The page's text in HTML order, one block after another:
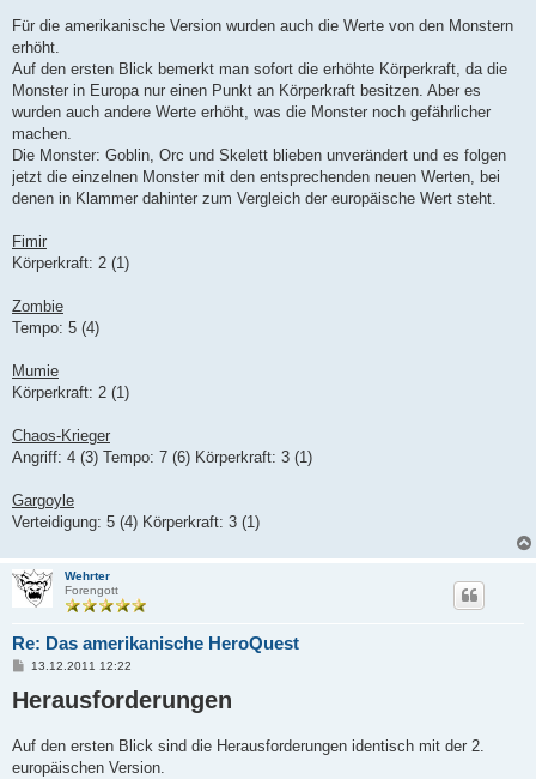
g
Für die amerikanische Version wurden auch die Werte von den Monstern
erhöht.
Auf den ersten Blick bemerkt man sofort die erhöhte Körperkraft, da die
Monster in Europa nur einen Punkt an Körperkraft besitzen. Aber es
wurden auch andere Werte erhöht, was die Monster noch gefährlicher
machen.
Die Monster: Goblin, Orc und Skelett blieben unverändert und es folgen
jetzt die einzelnen Monster mit den entsprechenden neuen Werten, bei
denen in Klammer dahinter zum Vergleich der europäische Wert steht.
Fimir
Körperkraft: 2 (1)
Zombie
Tempo: 5 (4)
Mumie
Körperkraft: 2 (1)
Chaos-Krieger
Angriff: 4 (3) Tempo: 7 (6) Körperkraft: 3 (1)
Gargoyle
Verteidigung: 5 (4) Körperkraft: 3 (1)
Wehrter
Forengott
Re: Das amerikanische HeroQuest
B
i
t
g
13.12.2011 12:22
Herausforderungen
Auf den ersten Blick sind die Herausforderungen identisch mit der 2.
europäischen Version.